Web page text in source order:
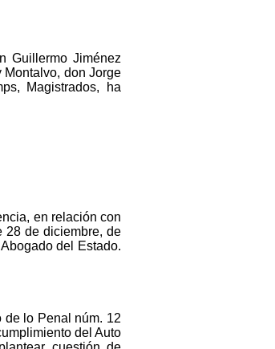
Guillermo Jiménez
don Jorge
Magistrados, ha
en relación con
28 de diciembre, de
del Estado.
de lo Penal núm. 12
del Auto